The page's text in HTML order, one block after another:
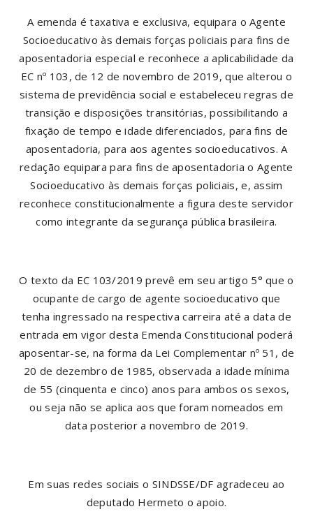
A emenda é taxativa e exclusiva, equipara o Agente
Socioeducativo às demais forças policiais para fins de
aposentadoria especial e reconhece a aplicabilidade da
EC nº 103, de 12 de novembro de 2019, que alterou o
sistema de previdência social e estabeleceu regras de
transição e disposições transitórias, possibilitando a
fixação de tempo e idade diferenciados, para fins de
aposentadoria, para aos agentes socioeducativos. A
redação equipara para fins de aposentadoria o Agente
Socioeducativo às demais forças policiais, e, assim
reconhece constitucionalmente a figura deste servidor
como integrante da segurança pública brasileira.
O texto da EC 103/2019 prevê em seu artigo 5° que o
ocupante de cargo de agente socioeducativo que
tenha ingressado na respectiva carreira até a data de
entrada em vigor desta Emenda Constitucional poderá
aposentar-se, na forma da Lei Complementar nº 51, de
20 de dezembro de 1985, observada a idade mínima
de 55 (cinquenta e cinco) anos para ambos os sexos,
ou seja não se aplica aos que foram nomeados em
data posterior a novembro de 2019.
Em suas redes sociais o SINDSSE/DF agradeceu ao
deputado Hermeto o apoio.